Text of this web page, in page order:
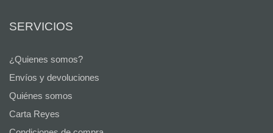
SERVICIOS
¿Quienes somos?
Envíos y devoluciones
Quiénes somos
Carta Reyes